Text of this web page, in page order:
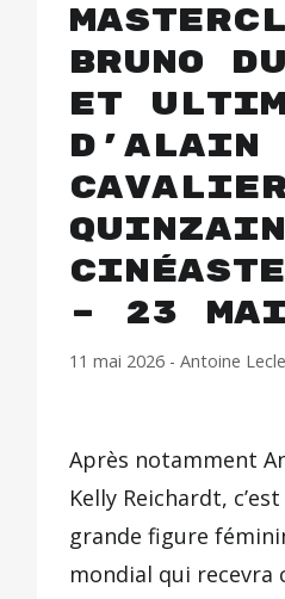
Bruno
et
d’Alain
– 23
11 mai 2026 -Antoine
Après notamment
Kelly Reichardt,
grande figure
mondial qui recevra